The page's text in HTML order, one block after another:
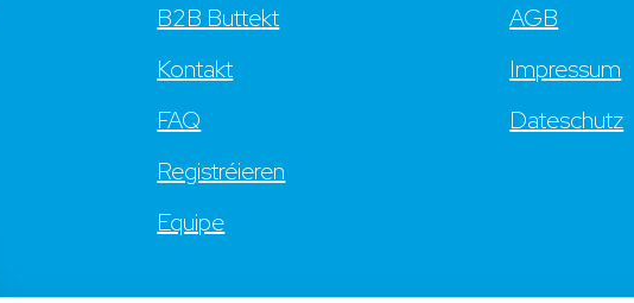
B2B Buttekt
Kontakt
FAQ
Registréieren
Equipe
AGB
Impressum
Dateschutz